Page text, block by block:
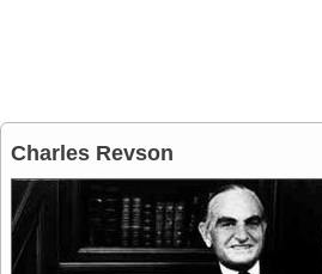
Charles Revson